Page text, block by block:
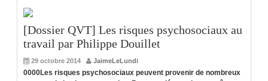
[Dossier QVT] Les risques psychosociaux au
travail par Philippe Douillet
29 octobre 2014 JaimeLeLundi
0000Les risques psychosociaux peuvent provenir de nombreux